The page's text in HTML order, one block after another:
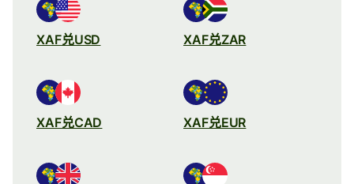
XAF兑USD XAF兑ZAR
XAF兑CAD XAF兑EUR